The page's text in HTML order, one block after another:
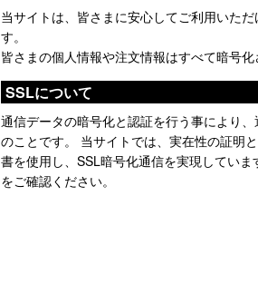
当サイトは、皆さまに安心してご利用いた
す。
皆さまの個人情報や注文情報はすべて暗号
SSLについて
通信データの暗号化と認証を行う事により
のことです。 当サイトでは、実在性の証明
書を使用し、SSL暗号化通信を実現してい
をご確認ください。